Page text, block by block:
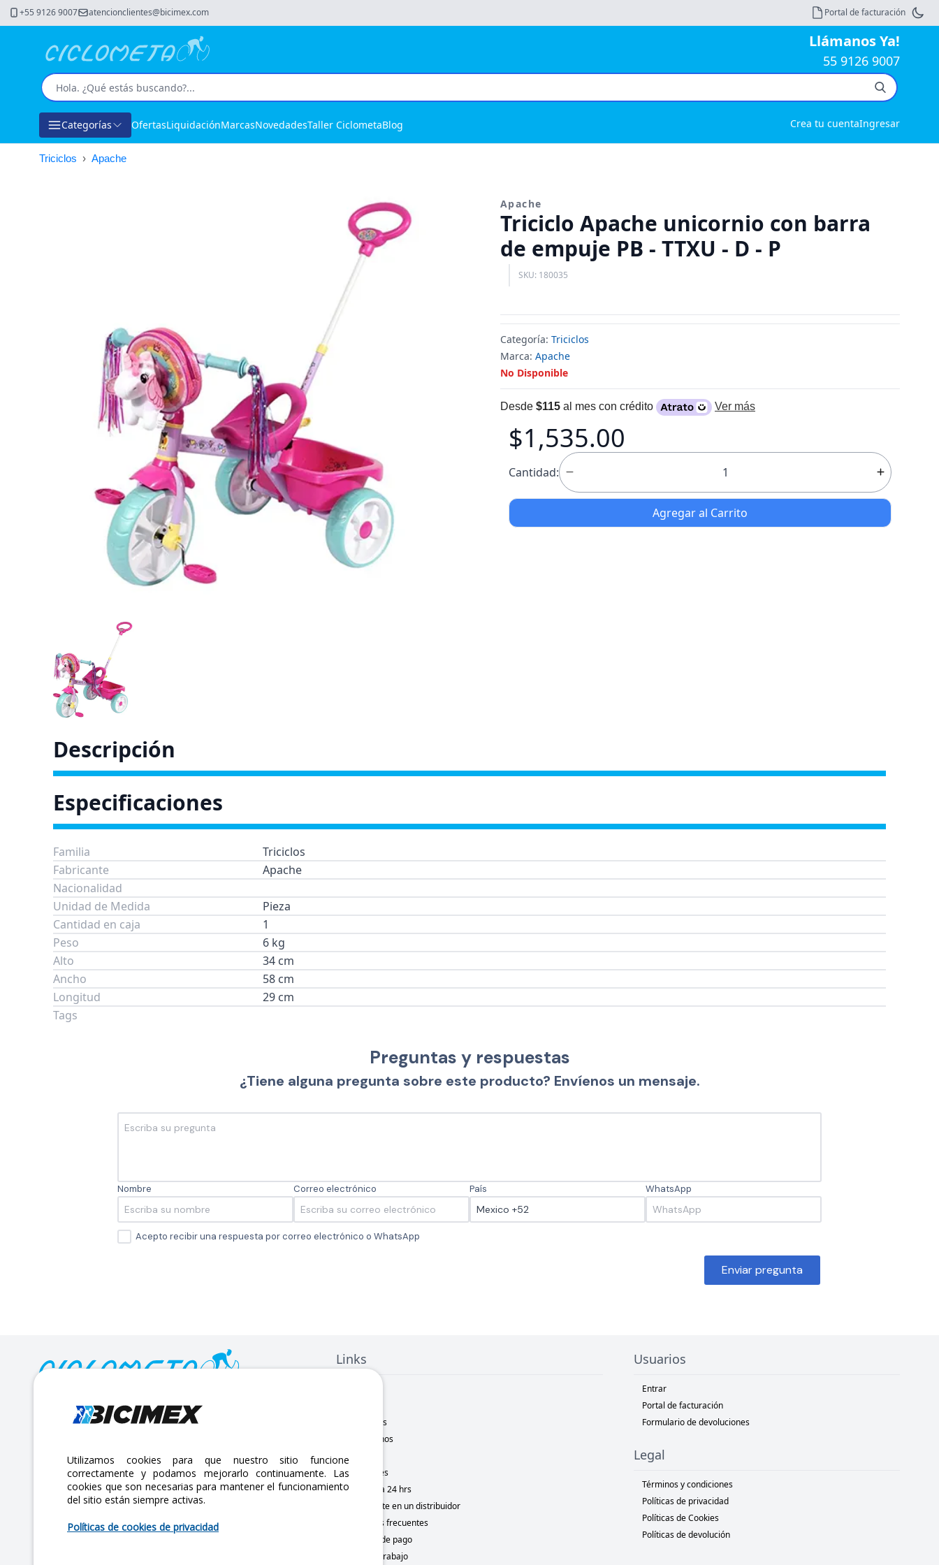
+55 9126 9007 atencionclientes@bicimex.com Portal de facturación
Llámanos Ya!
55 9126 9007
Categorías OfertasLiquidaciónMarcasNovedadesTaller CiclometaBlog Crea tu cuentaIngresar
Triciclos › Apache
Apache
Triciclo Apache unicornio con barra
de empuje PB - TTXU - D - P
SKU: 180035
Categoría: Triciclos
Marca: Apache
No Disponible
Desde $115 al mes con crédito Ver más
$1,535.00
Cantidad:
Agregar al Carrito
Descripción
Especificaciones
Familia
Triciclos
Fabricante
Apache
Nacionalidad
Unidad de Medida
Pieza
Cantidad en caja
1
Peso
6 kg
Alto
34 cm
Ancho
58 cm
Longitud
29 cm
Tags
Preguntas y respuestas
¿Tiene alguna pregunta sobre este producto? Envíenos un mensaje.
Nombre Correo electrónico País WhatsApp
Acepto recibir una respuesta por correo electrónico o WhatsApp
Enviar pregunta
Calle Lago Müritz No. 30 Col. Mariano Escobedo,
atencionclientes@bicimex.com
+ 55 9126 9007
Links
Sucursales
Contáctanos
Marcas
Novedades
Motometa 24 hrs
Conviértete en un distribuidor
Preguntas frecuentes
Métodos de pago
Bolsa de trabajo
Usuarios
Entrar
Portal de facturación
Formulario de devoluciones
Legal
Términos y condiciones
Políticas de privacidad
Políticas de Cookies
Políticas de devolución
Utilizamos cookies para que nuestro sitio funcione
correctamente y podamos mejorarlo continuamente. Las
cookies que son necesarias para mantener el funcionamiento
del sitio están siempre activas.
Políticas de cookies de privacidad